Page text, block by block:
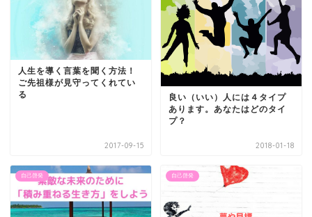
人生を導く言葉を聞く方法！
ご先祖様が見守ってくれてい
る
2017-09-15
良い（いい）人には４タイプ
あります。あなたはどのタイ
プ？
2018-01-18
自己啓発 自己啓発